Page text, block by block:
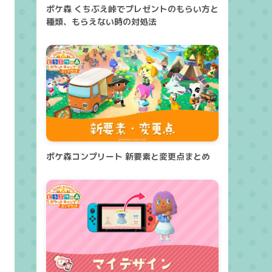
ポケ森 くちぶえ峠でプレゼントのもらい方と
種類、もらえない時の対処法
ポケ森コンプリート 新要素と変更点まとめ